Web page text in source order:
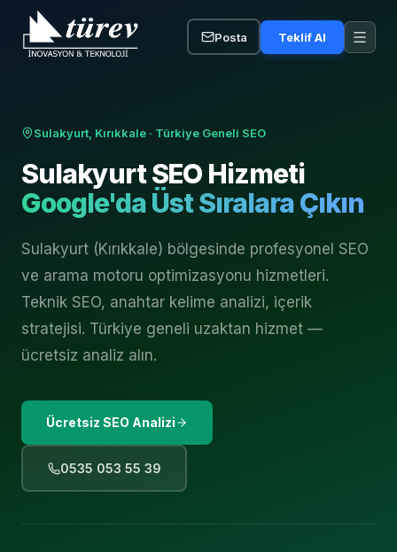
Posta Teklif Al
Sulakyurt, Kırıkkale · Türkiye Geneli SEO
SulakyurtSEO Hizmeti
Google'da Üst Sıralara Çıkın
Sulakyurt (Kırıkkale) bölgesinde profesyonel SEO
ve arama motoru optimizasyonu hizmetleri.
Teknik SEO, anahtar kelime analizi, içerik
stratejisi. Türkiye geneli uzaktan hizmet —
ücretsiz analiz alın.
Ücretsiz SEO Analizi
0535 053 55 39